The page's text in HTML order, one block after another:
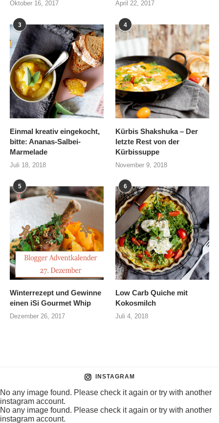
Oktober 16, 2017 April 22, 2017
3
Einmal kreativ eingekocht,
bitte: Ananas-Salbei-
Marmelade
Juli 18, 2018
4
Kürbis Shakshuka – Der
letzte Rest von der
Kürbissuppe
November 9, 2018
5
Winterrezept und Gewinne
einen iSi Gourmet Whip
Dezember 26, 2017
6
Low Carb Quiche mit
Kokosmilch
Juli 4, 2018
INSTAGRAM
No any image found. Please check it again or try with another
instagram account.
No any image found. Please check it again or try with another
instagram account.